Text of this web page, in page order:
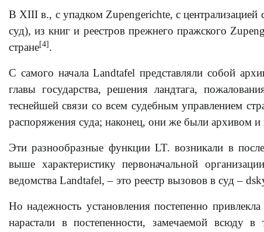
В XIII в., с упадком Zupengerichte, с
суд), из книг и реестров прежнего пражского
стране[4] .
С самого начала Landtafel представляли собой
главы государства, решения ландтага,
теснейшей связи со всем судебным управлением
распоряжения суда; наконец, они же были архивом и
Эти разнообразные функции LT. возникали в
выше характеристику первоначальной
ведомства Landtafel, – это реестр вызовов в суд –
Но надежность установления постепенно
нарастали в постепенности, замечаемой